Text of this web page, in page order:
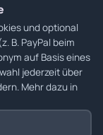
Niederrhein
Datenschutz·AGB·
und optional
B. PayPal beim
auf Basis eines
jederzeit über
Mehr dazu in